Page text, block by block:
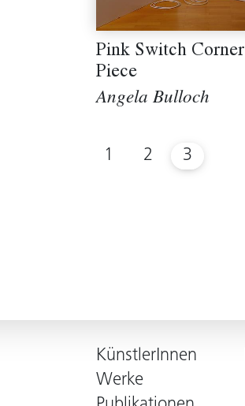
Pink Switch Corner
Piece
Angela Bulloch
1 2 3
KünstlerInnen
Werke